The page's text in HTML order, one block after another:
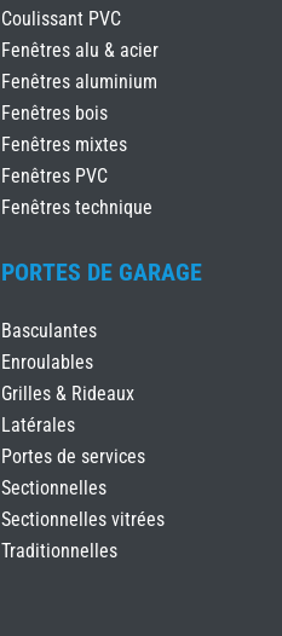
Coulissant PVC
Fenêtres alu & acier
Fenêtres aluminium
Fenêtres bois
Fenêtres mixtes
Fenêtres PVC
Fenêtres technique
PORTES DE GARAGE
Basculantes
Enroulables
Grilles & Rideaux
Latérales
Portes de services
Sectionnelles
Sectionnelles vitrées
Traditionnelles